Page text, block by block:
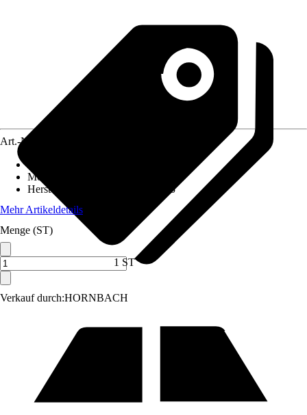
Verkauf durch:HORNBACH
Art.-Nr.
Montageart
Herstellerartikelnummer
9070825
Mehr Artikeldetails
Menge (ST)
1 ST